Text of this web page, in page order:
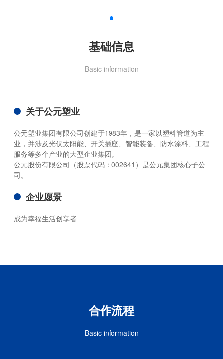
基础信息
Basic information
关于公元塑业
公元塑业集团有限公司创建于1983年，是一家以塑料管道为主
业，并涉及光伏太阳能、开关插座、智能装备、防水涂料、工程
服务等多个产业的大型企业集团。
公元股份有限公司（股票代码：002641）是公元集团核心子公
司。
企业愿景
成为幸福生活创享者
合作流程
Basic information